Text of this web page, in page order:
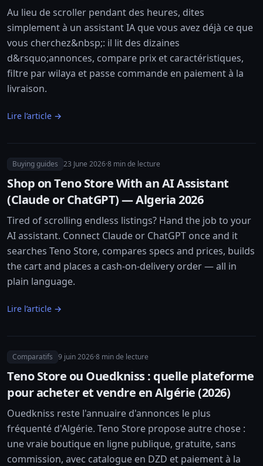
Au lieu de scroller pendant des heures, dites
simplement à un assistant IA que vous avez déjà ce que
vous cherchez&nbsp;: il lit des dizaines
d&rsquo;annonces, compare prix et caractéristiques,
filtre par wilaya et passe commande en paiement à la
livraison.
Lire l’article →
Buying guides 23 June 2026·8 min de lecture
Shop on Teno Store With an AI Assistant
(Claude or ChatGPT) — Algeria 2026
Tired of scrolling endless listings? Hand the job to your
AI assistant. Connect Claude or ChatGPT once and it
searches Teno Store, compares specs and prices, builds
the cart and places a cash-on-delivery order — all in
plain language.
Lire l’article →
Comparatifs 9 juin 2026·8 min de lecture
Teno Store ou Ouedkniss : quelle plateforme
pour acheter et vendre en Algérie (2026)
Ouedkniss reste l'annuaire d'annonces le plus
fréquenté d'Algérie. Teno Store propose autre chose :
une vraie boutique en ligne publique, gratuite, sans
commission, avec catalogue en DZD et paiement à la